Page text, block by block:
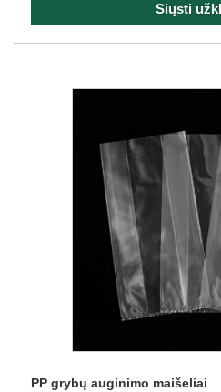
Siųsti
PP grybų auginimo maišeliai